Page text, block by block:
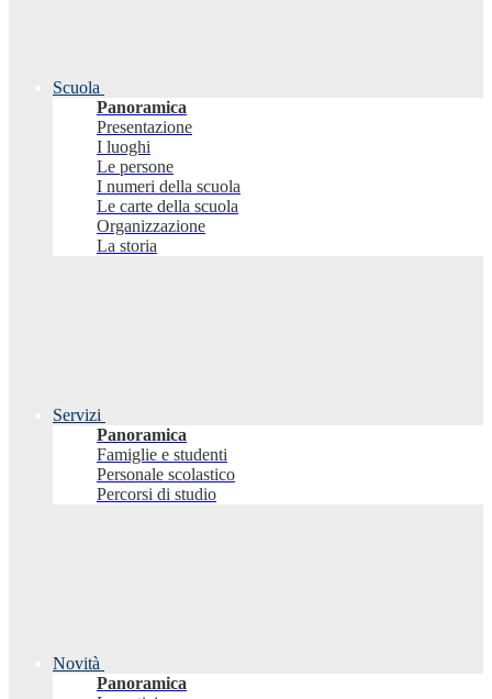
Scuola
Panoramica
Presentazione
I luoghi
Le persone
I numeri della scuola
Le carte della scuola
Organizzazione
La storia
Servizi
Panoramica
Famiglie e studenti
Personale scolastico
Percorsi di studio
Novità
Panoramica